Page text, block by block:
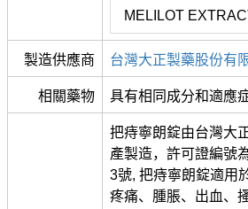
MELILOT
製造供應商 台灣大正製藥股份有
相關藥物 具有相同成分和適應
把痔寧朗錠由台灣大
產製造，許可證編號
3號, 把痔寧朗錠適用
疼痛、腫脹、出血、